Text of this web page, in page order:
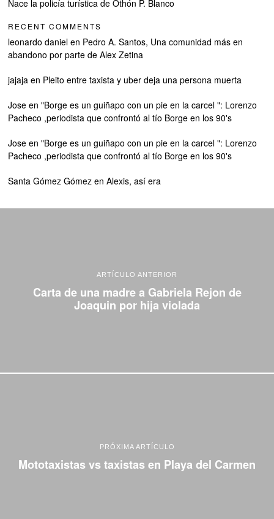
Nace la policía turística de Othón P. Blanco
RECENT COMMENTS
leonardo daniel en Pedro A. Santos, Una comunidad más en
abandono por parte de Alex Zetina
jajaja en Pleito entre taxista y uber deja una persona muerta
Jose en"Borge es un guiñapo con un pie en la carcel ": Lorenzo
Pacheco ,periodista que confrontó al tío Borge en los 90's
Jose en"Borge es un guiñapo con un pie en la carcel ": Lorenzo
Pacheco ,periodista que confrontó al tío Borge en los 90's
Santa Gómez Gómez enAlexis, así era
ARTÍCULO ANTERIOR
Carta de una madre a Gabriela Rejon de
Joaquin por hija violada
PRÓXIMA ARTÍCULO
Mototaxistas vs taxistas en Playa del Carmen